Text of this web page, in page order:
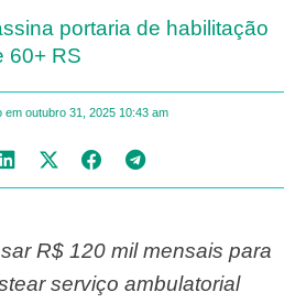
portaria de habilitação
60+ RS
em outubro 31, 2025 10:43 am
serviço ambulatorial